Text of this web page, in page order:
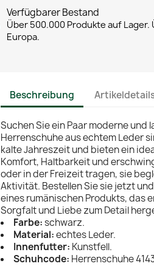
Verfügbarer Bestand
Über 500.000 Produkte auf
Europa.
Beschreibung
Suchen Sie ein Paar moderne und
Herrenschuhe aus echtem Leder
kalte Jahreszeit und bieten ein
Komfort, Haltbarkeit und
oder in der Freizeit tragen, sie
Aktivität. Bestellen Sie sie jetzt
eines rumänischen Produkts, das
Sorgfalt und Liebe zum Detail
Farbe:schwarz.
Material:echtes Leder.
Innenfutter: Kunstfell.
Schuhcode: Herrenschuhe